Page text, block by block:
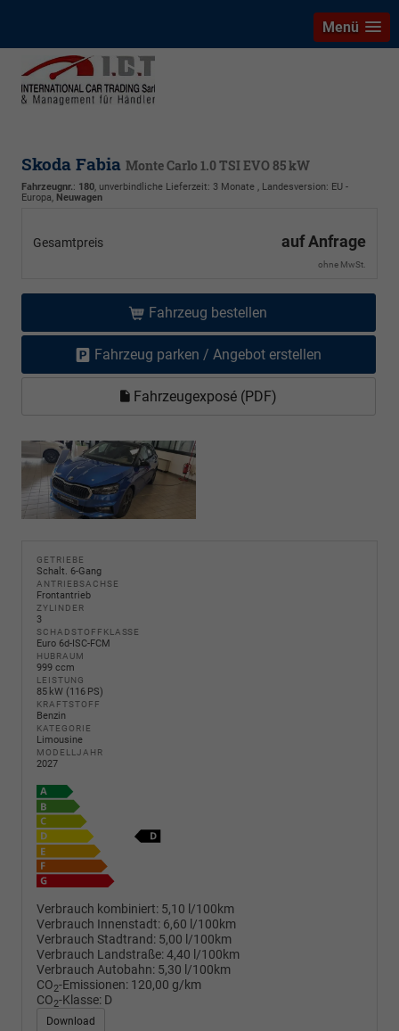
Menü
Skoda Fabia Monte Carlo 1.0 TSI EVO 85 kW
Fahrzeugnr.: 180, unverbindliche Lieferzeit: 3 Monate , Landesversion: EU -
Europa, Neuwagen
Gesamtpreis auf Anfrage
ohne MwSt.
Fahrzeug bestellen
Fahrzeug parken / Angebot erstellen
Fahrzeugexposé (PDF)
GETRIEBE
Schalt. 6-Gang
ANTRIEBSACHSE
Frontantrieb
ZYLINDER
3
SCHADSTOFFKLASSE
Euro 6d-ISC-FCM
HUBRAUM
999 ccm
LEISTUNG
85 kW (116 PS)
KRAFTSTOFF
Benzin
KATEGORIE
Limousine
MODELLJAHR
2027
Verbrauch kombiniert: 5,10 l/100km
Verbrauch Innenstadt: 6,60 l/100km
Verbrauch Stadtrand: 5,00 l/100km
Verbrauch Landstraße:4,40 l/100km
Verbrauch Autobahn: 5,30 l/100km
CO2-Emissionen: 120,00 g/km
CO2-Klasse: D
Download